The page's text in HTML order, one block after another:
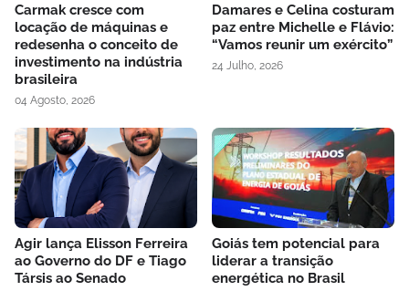
Carmak cresce com
locação de máquinas e
redesenha o conceito de
investimento na indústria
brasileira
04 Agosto, 2026
Damares e Celina costuram
paz entre Michelle e Flávio:
“Vamos reunir um exército”
24 Julho, 2026
Agir lança Elisson Ferreira
ao Governo do DF e Tiago
Társis ao Senado
Goiás tem potencial para
liderar a transição
energética no Brasil